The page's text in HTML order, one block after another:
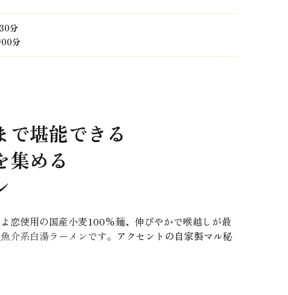
分
分
で堪能できる
集める
恋使用の国産小麦100%麺、伸びやかで喉越しが最
介系白湯ラーメンです。 アクセントの自家製マル秘